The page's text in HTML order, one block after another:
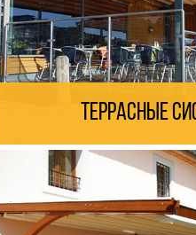
Террасные